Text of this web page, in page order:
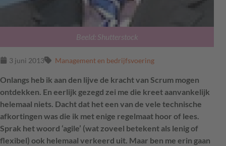
Beeld: Shutterstock
3 juni 2013 Management en bedrijfsvoering
Onlangs heb ik aan den lijve de kracht van Scrum mogen
ontdekken. En eerlijk gezegd zei me die kreet aanvankelijk
helemaal niets. Dacht dat het een van de vele technische
afkortingen was die ik met enige regelmaat hoor of lees.
Sprak het woord ‘agile’ (wat zoveel betekent als lenig of
flexibel) ook helemaal verkeerd uit. Maar ben me erin gaan